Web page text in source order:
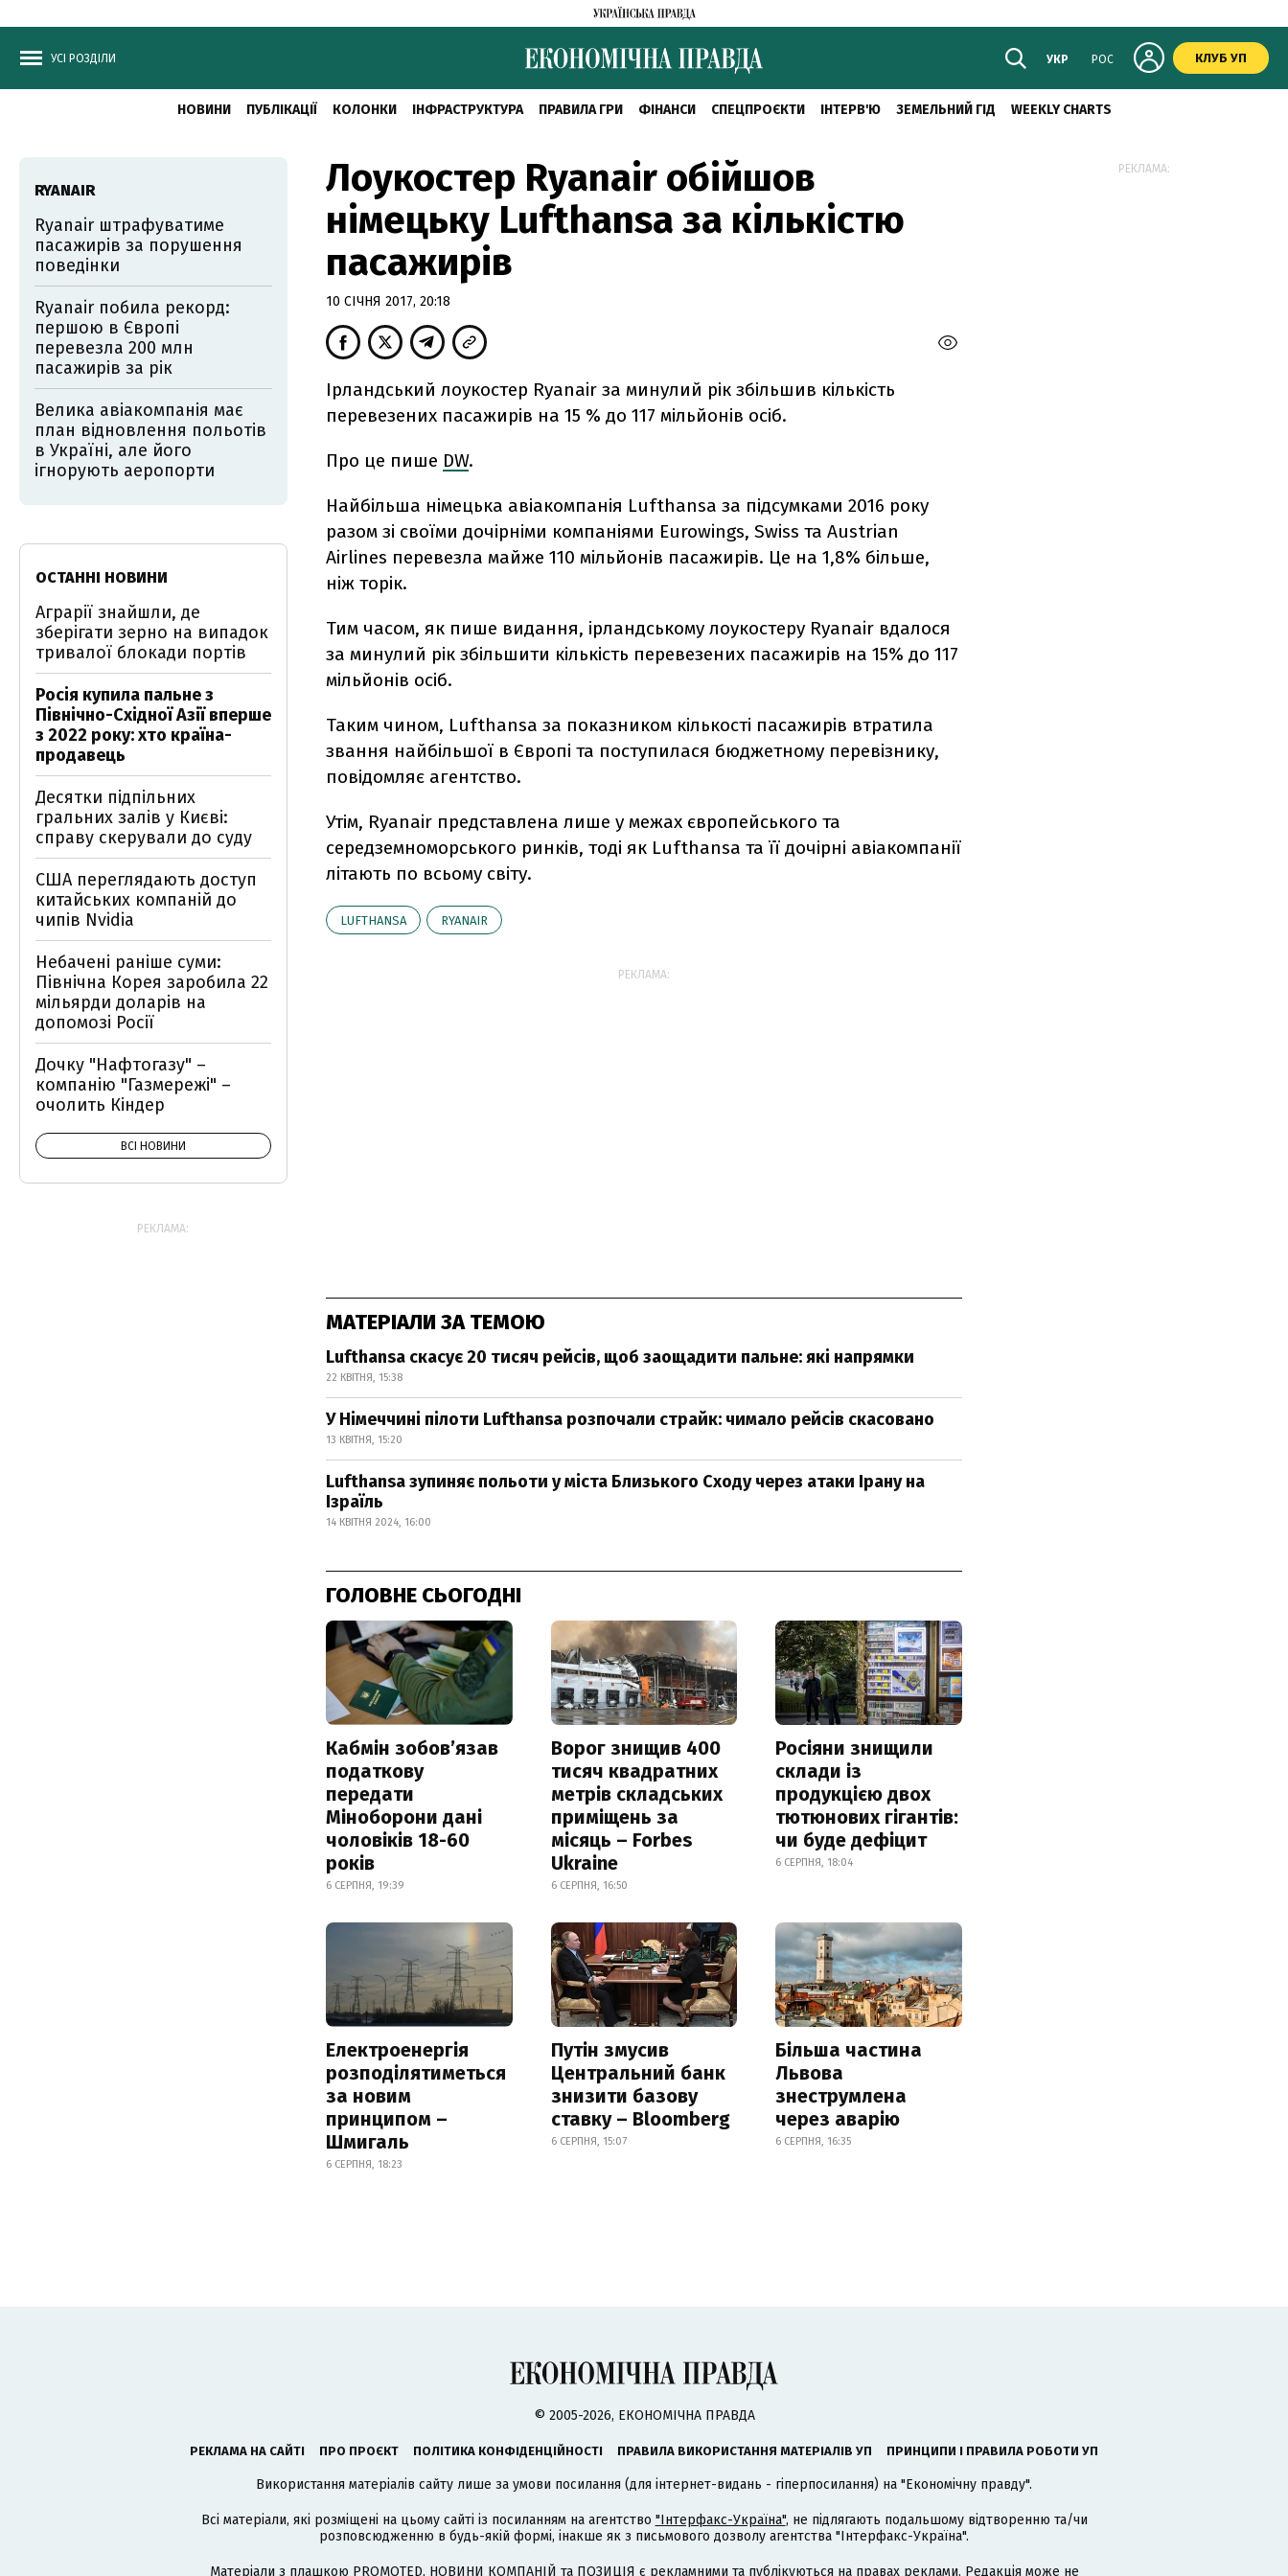
УСІ РОЗДІЛИ УКР РОС КЛУБ УП
НОВИНИ ПУБЛІКАЦІЇ КОЛОНКИ ІНФРАСТРУКТУРА ПРАВИЛА ГРИ ФІНАНСИ СПЕЦПРОЄКТИ ІНТЕРВ'Ю ЗЕМЕЛЬНИЙ ГІД WEEKLY CHARTS
Лоукостер Ryanair обійшов
німецьку Lufthansa за кількістю
пасажирів
10 СІЧНЯ 2017, 20:18
Ірландський лоукостер Ryanair за минулий рік збільшив кількість
перевезених пасажирів на 15 % до 117 мільйонів осіб.
Про це пише DW.
Найбільша німецька авіакомпанія Lufthansa за підсумками 2016 року
разом зі своїми дочірніми компаніями Eurowings, Swiss та Austrian
Airlines перевезла майже 110 мільйонів пасажирів. Це на 1,8% більше,
ніж торік.
Тим часом, як пише видання, ірландському лоукостеру Ryanair вдалося
за минулий рік збільшити кількість перевезених пасажирів на 15% до 117
мільйонів осіб.
Таким чином, Lufthansa за показником кількості пасажирів втратила
звання найбільшої в Європі та поступилася бюджетному перевізнику,
повідомляє агентство.
Утім, Ryanair представлена лише у межах європейського та
середземноморського ринків, тоді як Lufthansa та її дочірні авіакомпанії
літають по всьому світу.
LUFTHANSA RYANAIR
РЕКЛАМА:
МАТЕРІАЛИ ЗА ТЕМОЮ
Lufthansa скасує 20 тисяч рейсів, щоб заощадити пальне: які напрямки
22 КВІТНЯ, 15:38
У Німеччині пілоти Lufthansa розпочали страйк: чимало рейсів скасовано
13 КВІТНЯ, 15:20
Lufthansa зупиняє польоти у міста Близького Сходу через атаки Ірану на
Ізраїль
14 КВІТНЯ 2024, 16:00
ГОЛОВНЕ СЬОГОДНІ
Кабмін зобовʼязав
податкову
передати
Міноборони дані
чоловіків 18-60
років
6 СЕРПНЯ, 19:39
Ворог знищив 400
тисяч квадратних
метрів складських
приміщень за
місяць – Forbes
Ukraine
6 СЕРПНЯ, 16:50
Росіяни знищили
склади із
продукцією двох
тютюнових гігантів:
чи буде дефіцит
6 СЕРПНЯ, 18:04
Електроенергія
розподілятиметься
за новим
принципом –
Шмигаль
6 СЕРПНЯ, 18:23
Путін змусив
Центральний банк
знизити базову
ставку – Bloomberg
6 СЕРПНЯ, 15:07
Більша частина
Львова
знеструмлена
через аварію
6 СЕРПНЯ, 16:35
RYANAIR
Ryanair штрафуватиме
пасажирів за порушення
поведінки
Ryanair побила рекорд:
першою в Європі
перевезла 200 млн
пасажирів за рік
Велика авіакомпанія має
план відновлення польотів
в Україні, але його
ігнорують аеропорти
ОСТАННІ НОВИНИ
Аграрії знайшли, де
зберігати зерно на випадок
тривалої блокади портів
Росія купила пальне з
Північно-Східної Азії вперше
з 2022 року: хто країна-
продавець
Десятки підпільних
гральних залів у Києві:
справу скерували до суду
США переглядають доступ
китайських компаній до
чипів Nvidia
Небачені раніше суми:
Північна Корея заробила 22
мільярди доларів на
допомозі Росії
Дочку "Нафтогазу" –
компанію "Газмережі" –
очолить Кіндер
ВСІ НОВИНИ
РЕКЛАМА:
РЕКЛАМА:
© 2005-2026, ЕКОНОМІЧНА ПРАВДА
РЕКЛАМА НА САЙТІ ПРО ПРОЄКТ ПОЛІТИКА КОНФІДЕНЦІЙНОСТІ ПРАВИЛА ВИКОРИСТАННЯ МАТЕРІАЛІВ УП ПРИНЦИПИ І ПРАВИЛА РОБОТИ УП
Використання матеріалів сайту лише за умови посилання (для інтернет-видань - гіперпосилання) на "Економічну правду".
Всі матеріали, які розміщені на цьому сайті із посиланням на агентство "Інтерфакс-Україна", не підлягають подальшому відтворенню та/чи
розповсюдженню в будь-якій формі, інакше як з письмового дозволу агентства "Інтерфакс-Україна".
Матеріали з плашкою PROMOTED, НОВИНИ КОМПАНІЙ та ПОЗИЦІЯ є рекламними та публікуються на правах реклами. Редакція може не